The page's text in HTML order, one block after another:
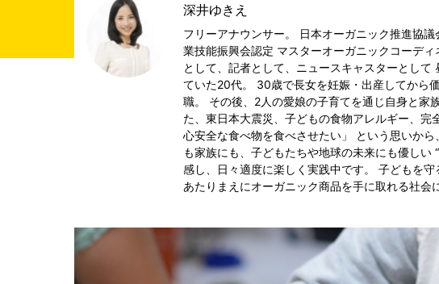
深井ゆきえ
フリーアナウンサー。 日本オーガニック推進協
業技能振興会認定 マスターオーガニックコーデ
として、記者として、ニュースキャスターとして
ていた20代。 30歳で長女を妊娠・出産してから
職。 その後、2人の愛娘の子育てを通じ自身と家
た、東日本大震災、子どもの食物アレルギー、
心安全な食べ物を食べさせたい」 という思いか
も家族にも、子どもたちや地球の未来にも優しい
感し、日々適度に楽しく実践中です。 子どもを守
あたりまえにオーガニック商品を手に取れる社会